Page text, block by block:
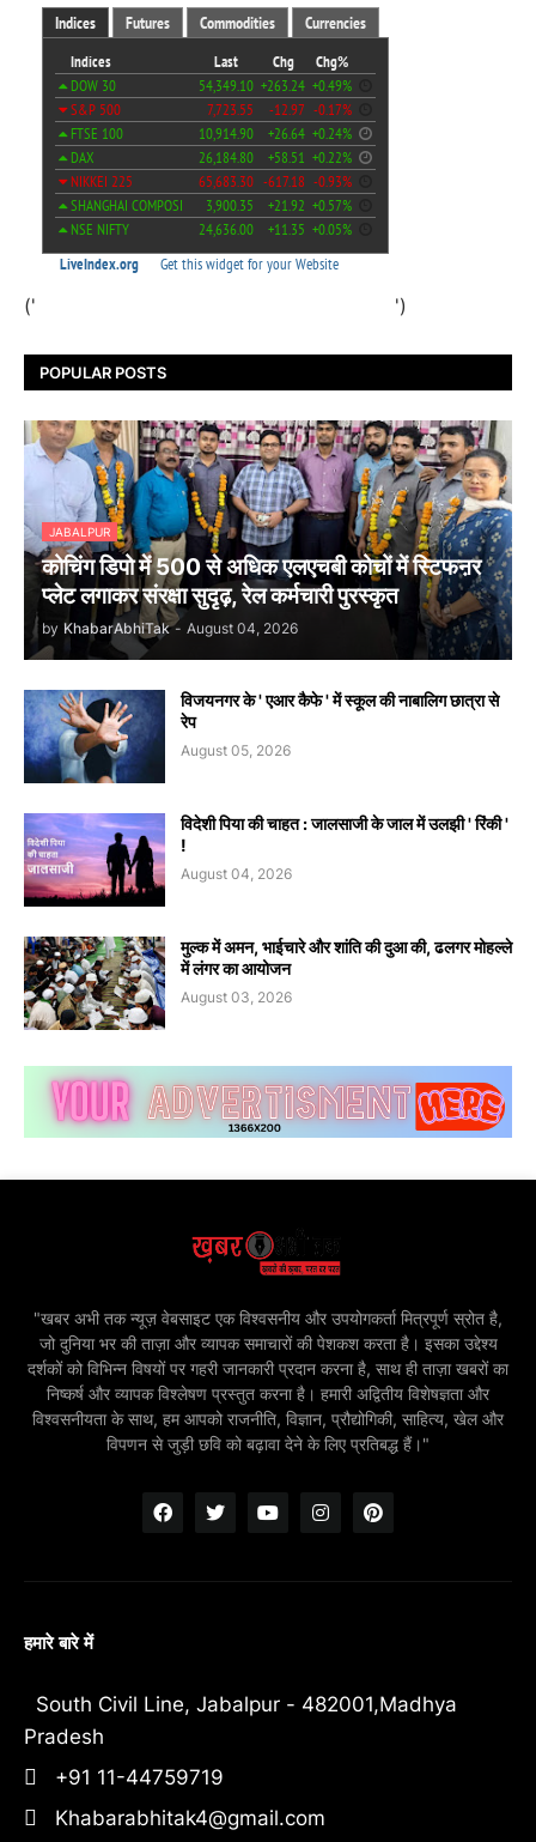
(' ')
POPULAR POSTS
JABALPUR
कोचिंग डिपो में 500 से अधिक एलएचबी कोचों में स्टिफऩर
प्लेट लगाकर संरक्षा सुदृढ़, रेल कर्मचारी पुरस्कृत
by KhabarAbhiTak - August 04, 2026
विजयनगर के ' एआर कैफे ' में स्कूल की नाबालिग छात्रा से
रेप
August 05, 2026
विदेशी पिया की चाहत : जालसाजी के जाल में उलझी ' रिंकी '
!
August 04, 2026
मुल्क में अमन, भाईचारे और शांति की दुआ की, ढलगर मोहल्ले
में लंगर का आयोजन
August 03, 2026
"खबर अभी तक न्यूज़ वेबसाइट एक विश्वसनीय और उपयोगकर्ता मित्रपूर्ण स्रोत है,
जो दुनिया भर की ताज़ा और व्यापक समाचारों की पेशकश करता है। इसका उद्देश्य
दर्शकों को विभिन्न विषयों पर गहरी जानकारी प्रदान करना है, साथ ही ताज़ा खबरों का
निष्कर्ष और व्यापक विश्लेषण प्रस्तुत करना है। हमारी अद्वितीय विशेषज्ञता और
विश्वसनीयता के साथ, हम आपको राजनीति, विज्ञान, प्रौद्योगिकी, साहित्य, खेल और
विपणन से जुड़ी छवि को बढ़ावा देने के लिए प्रतिबद्ध हैं।"
हमारे बारे में
South Civil Line, Jabalpur - 482001,Madhya
Pradesh
+91 11-44759719
Khabarabhitak4@gmail.com